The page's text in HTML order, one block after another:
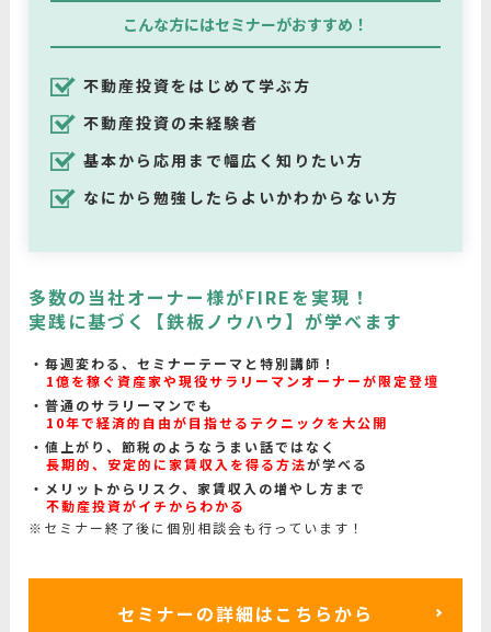
こんな方にはセミナーがおすすめ！
不動産投資をはじめて学ぶ方
不動産投資の未経験者
基本から応用まで幅広く知りたい方
なにから勉強したらよいかわからない方
多数の当社オーナー様がFIREを実現！
実践に基づく【鉄板ノウハウ】が学べます
毎週変わる、セミナーテーマと特別講師！
1億を稼ぐ資産家や現役サラリーマンオーナーが限定登壇
普通のサラリーマンでも
10年で経済的自由が目指せるテクニックを大公開
値上がり、節税のようなうまい話ではなく
長期的、安定的に家賃収入を得る方法が学べる
メリットからリスク、家賃収入の増やし方まで
不動産投資がイチからわかる
※セミナー終了後に個別相談会も行っています！
セミナーの詳細はこちらから